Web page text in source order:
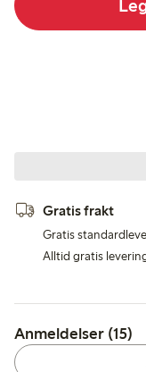
Gratis frakt
Gratis
Alltid gratis
Anmeldelser (15)